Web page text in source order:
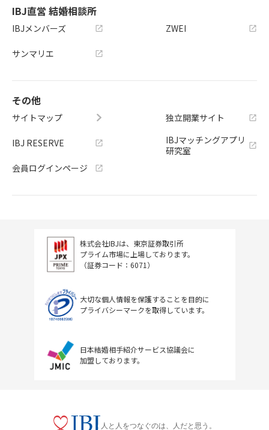
IBJ直営 結婚相談所
IBJメンバーズ
サンマリエ
ZWEI
その他
サイトマップ
IBJ RESERVE
会員ログインページ
独立開業サイト
IBJマッチングアプリ
研究室
株式会社IBJは、東京証券取引所
プライム市場に上場しております。
（証券コード：6071）
大切な個人情報を保護することを目的に
プライバシーマークを取得しています。
日本結婚相手紹介サービス協議会に
加盟しております。
人と人をつなぐのは、人だと思う。